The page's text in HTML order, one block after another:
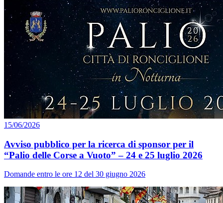
15/06/2026
Avviso pubblico per la ricerca di sponsor per il
“Palio delle Corse a Vuoto” – 24 e 25 luglio 2026
Domande entro le ore 12 del 30 giugno 2026